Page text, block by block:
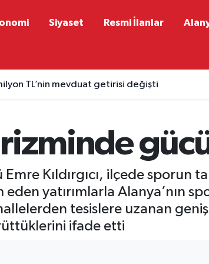
Siyaset Resmi İlanlar
TL’nin mevduat getirisi değişti
Kıldırgıcı, ilçede sporun
yatırımlarla Alanya’nın
tesislere uzanan
ifade etti